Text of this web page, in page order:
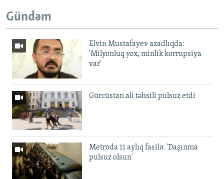
Gündəm
Elvin Mustafayev azadlıqda:
'Milyonluq yox, minlik korrupsiya
var'
Gürcüstan ali təhsili pulsuz etdi
Metroda 11 aylıq fasilə: 'Daşınma
pulsuz olsun'